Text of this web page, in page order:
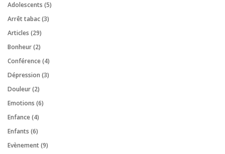
Adolescents (5)
Arrêt tabac(3)
Articles (29)
Bonheur(2)
Conférence(4)
Dépression (3)
Douleur(2)
Emotions (6)
Enfance(4)
Enfants (6)
Evènement(9)